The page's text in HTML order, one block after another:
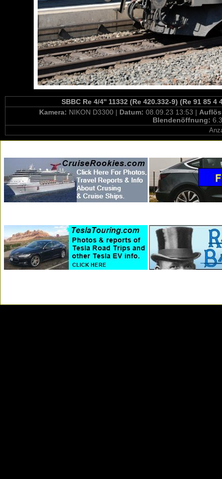
SBBC Re 4/4'' 11332 (Re 420.332-9) (Re 91 85
Kamera: NIKON D3300 | Datum: 08.09.23 13:53 |
Blendenöffnung: